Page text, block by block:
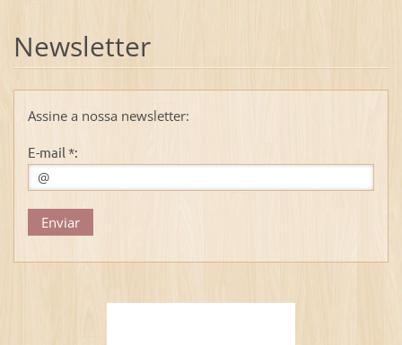
Newsletter
Assine a nossa newsletter:
E-mail *: